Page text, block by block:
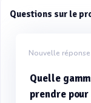
Questions sur le
Nouvelle réponse
Quelle
prendre